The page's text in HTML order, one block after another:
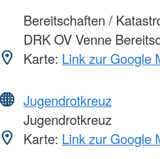
Bereitschaften /
DRK OV Venne
Karte: Link zur Google
Jugendrotkreuz
Jugendrotkreuz
Karte: Link zur Google